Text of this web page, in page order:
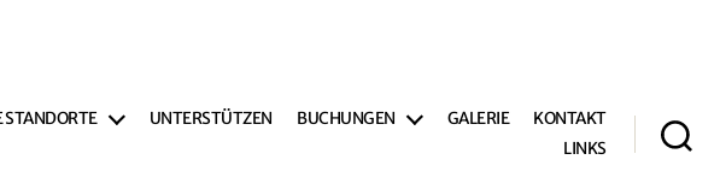
STANDORTE UNTERSTÜTZEN BUCHUNGEN GALERIE
KONTAKT
LINKS